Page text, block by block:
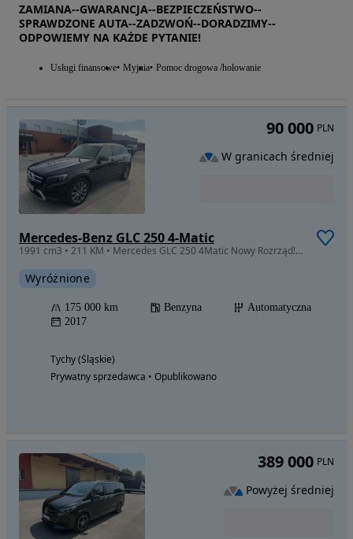
ZAMIANA--GWARANCJA--BEZPIECZEŃSTWO--
SPRAWDZONE AUTA--ZADZWOŃ--DORADZIMY--
ODPOWIEMY NA KAŻDE PYTANIE!
Usługi finansowe Myjnia Pomoc drogowa /holowanie
Mercedes-Benz GLC 250 4-Matic
1991 cm3 • 211 KM • Mercedes GLC 250 4Matic Nowy Rozrząd! Polski Salon
Wyróżnione
175 000 km Benzyna
Automatyczna
2017
Tychy (Śląskie)
Prywatny sprzedawca • Opublikowano
90 000 PLN
W granicach średniej
389 000 PLN
Powyżej średniej